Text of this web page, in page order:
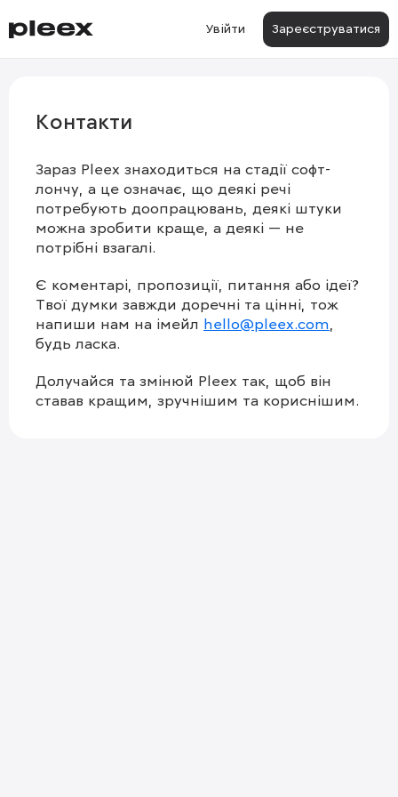
Увійти Зареєструватися
Контакти
Зараз Pleex знаходиться на стадії софт-
лончу, а це означає, що деякі речі
потребують доопрацювань, деякі штуки
можна зробити краще, а деякі — не
потрібні взагалі.
Є коментарі, пропозиції, питання або ідеї?
Твої думки завжди доречні та цінні, тож
напиши нам на імейл hello@pleex.com,
будь ласка.
Долучайся та змінюй Pleex так, щоб він
ставав кращим, зручнішим та кориснішим.